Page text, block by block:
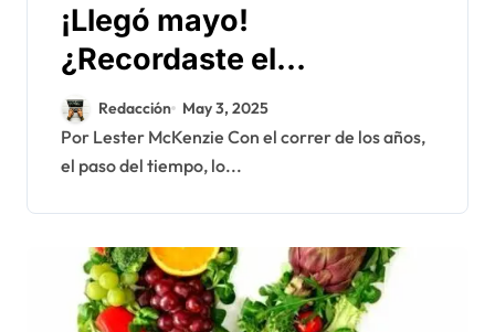
¡Llegó mayo!
¿Recordaste el
embuchao?
Redacción May 3, 2025
Por Lester McKenzie Con el correr de los años,
el paso del tiempo, lo...